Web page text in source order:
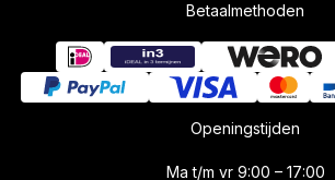
Betaalmethoden
Openingstijden
Ma t/m vr 9:00 – 17:00